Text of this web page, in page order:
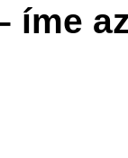
íme